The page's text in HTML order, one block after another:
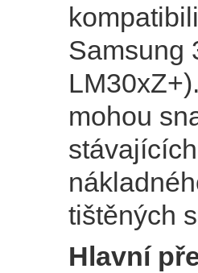
Samsung
mohou
tištěných
Hlavní